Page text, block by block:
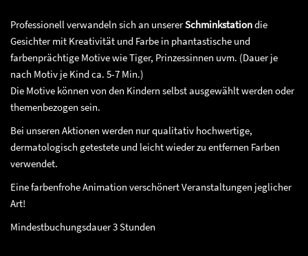
Professionell verwandeln sich an unsererSchminkstationdie
Gesichter mit Kreativität und Farbe in phantastische und
farbenprächtige Motive wie Tiger, Prinzessinnen uvm. (Dauer je
nach Motiv je Kind ca. 5-7 Min.)
Die Motive können von den Kindern selbst ausgewählt werden oder
themenbezogen sein.
Bei unseren Aktionen werden nur qualitativ hochwertige,
dermatologisch getestete und leicht wieder zu entfernen Farben
verwendet.
Eine farbenfrohe Animation verschönert Veranstaltungen jeglicher
Art!
Mindestbuchungsdauer 3 Stunden